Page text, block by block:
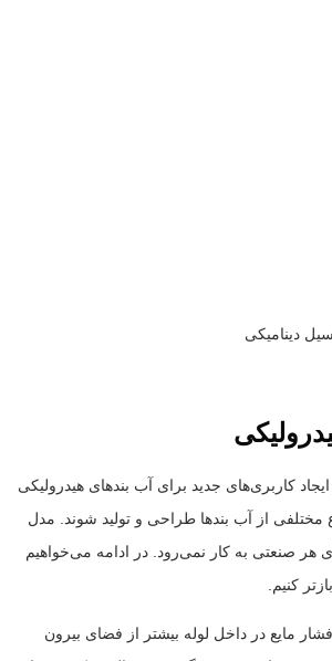
دینامیکی
کاربری‌های جدید برای آب بندهای هیدرولیکی
از آب بندها طراحی و تولید شوند. مدل
هر صنعتی به کار نمی‌رود. در ادامه می‌خواهیم
کنیم.
فشار مایع در داخل لوله بیشتر از فضای بیرون